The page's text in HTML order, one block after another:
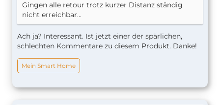
Gingen alle retour trotz kurzer Distanz ständig
nicht erreichbar...
Ach ja? Interessant. Ist jetzt einer der spärlichen,
schlechten Kommentare zu diesem Produkt. Danke!
Mein Smart Home